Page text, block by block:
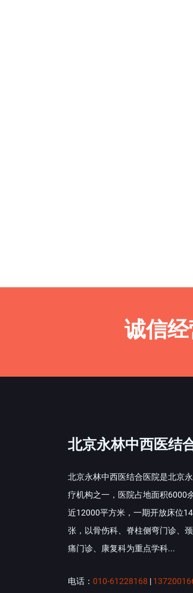
诚信
北京永林中西医结
北京永林中西医结合医院是北京
疗机构之一，医院占地面积6000
近12000平方米，一期开放床位
张，以骨伤科、脊柱侧弯门诊、
痛门诊、康复科为重点学科...
电话： 010-61228168 |